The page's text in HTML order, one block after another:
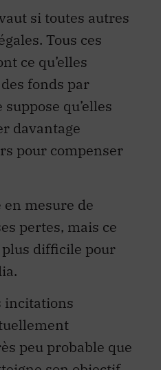
si toutes autres
Tous ces
ce qu’elles
fonds par
qu’elles
davantage
pour compenser
mesure de
pertes, mais ce
difficile pour
peu probable que
son objectif